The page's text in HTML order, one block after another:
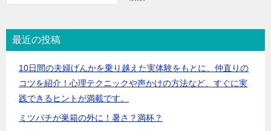
最近の投稿
10日間の夫婦げんかを乗り越えた実体験をもとに、仲直りの
コツを紹介！心理テクニックや声かけの方法など、すぐに実
践できるヒントが満載です。
ミツバチが巣箱の外に！暑さ？満杯？